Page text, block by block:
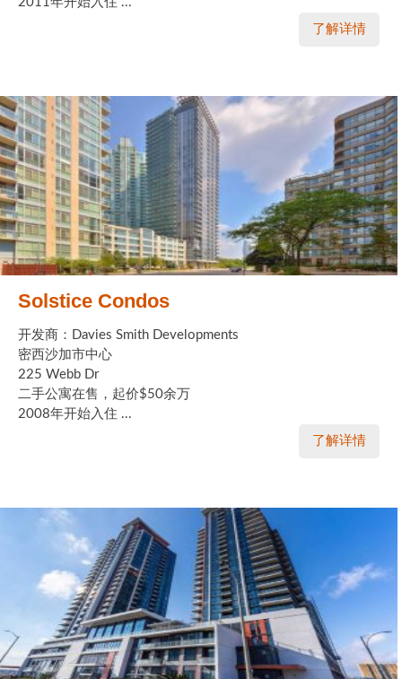
了解详情
Solstice Condos
开发商：Davies Smith Developments
密西沙加市中心
225 Webb Dr
二手公寓在售，起价$50余万
2008年开始入住 ...
了解详情